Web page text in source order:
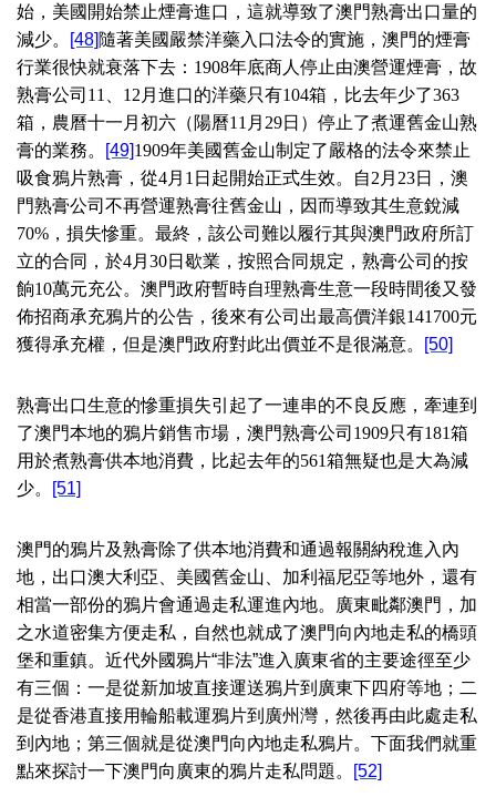
始，美國開始禁止煙膏進口，這就導致了澳門熟膏出口量的
減少。
[48]隨著美國嚴禁洋藥入口法令的實施，澳門的煙膏
行業很快就衰落下去： 1908年底商人停止由澳營運煙膏，故
熟膏公司 11 12 月進口的洋藥只有104箱，比去年少了363
箱，農曆十一月初六（陽曆11 月 29日）停止了煮運舊金山熟
膏的業務。
[49]1909年美國舊金山制定了嚴格的法令來禁止
吸食鴉片熟膏，從4月 1 日起開始正式生效。自2 月 23日，澳
門熟膏公司不再營運熟膏往舊金山，因而導致其生意銳減
70% ，損失慘重。最終，該公司難以履行其與澳門政府所訂
立的合同，於4月 30日歇業，按照合同規定，熟膏公司的按
餉10萬元充公。澳門政府暫時自理熟膏生意一段時間後又發
佈招商承充鴉片的公告，後來有公司出最高價洋銀141700元
獲得承充權，但是澳門政府對此出價並不是很滿意。
[50]
熟膏出口生意的慘重損失引起了一連串的不良反應，牽連到
了澳門本地的鴉片銷售市場，澳門熟膏公司 1909只有181箱
用於煮熟膏供本地消費，比起去年的561箱無疑也是大為減
少。
[51]
澳門的鴉片及熟膏除了供本地消費和通過報關納稅進入內
地，出口澳大利亞、美國舊金山、加利福尼亞等地外，還有
相當一部份的鴉片會通過走私運進內地。廣東毗鄰澳門，加
之水道密集方便走私，自然也就成了澳門向內地走私的橋頭
堡和重鎮。近代外國鴉片“非法”進入廣東省的主要途徑至少
有三個：一是從新加坡直接運送鴉片到廣東下四府等地；二
是從香港直接用輪船載運鴉片到廣州灣，然後再由此處走私
到內地；第三個就是從澳門向內地走私鴉片。下面我們就重
點來探討一下澳門向廣東的鴉片走私問題。
[52]